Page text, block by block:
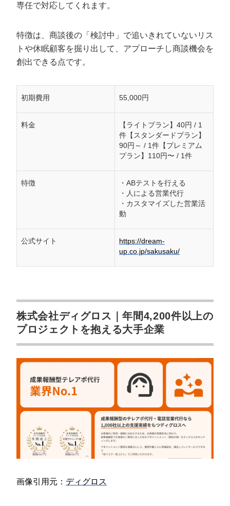
専任で対応してくれます。
特徴は、商談後の「検討中」で追いきれていないリス
トや休眠顧客を掘り出して、アプローチし商談機会を
創出できる点です。
初期費用 55,000円
料金
【ライトプラン】40円 / 1
件【スタンダードプラン】
90円～ / 1件【プレミアム
プラン】110円〜 / 1件
特徴
・ABテストを行える
・人による営業代行
・カスタマイズした営業活
動
公式サイト
https://dream-
up.co.jp/sakusaku/
株式会社ディグロス｜年間4,200件以上の
プロジェクトを抱える大手企業
画像引用元： ディグロス